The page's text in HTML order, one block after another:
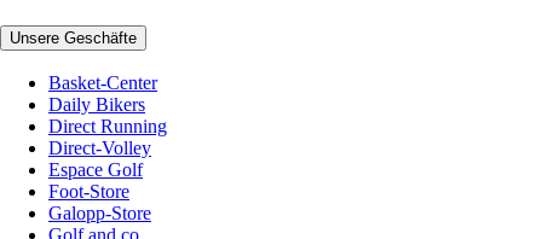
Unsere Geschäfte
Basket-Center
Daily Bikers
Direct Running
Direct-Volley
Espace Golf
Foot-Store
Galopp-Store